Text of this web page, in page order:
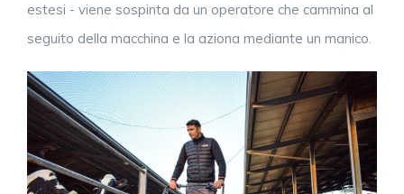
estesi - viene sospinta da un operatore che cammina al
seguito della macchina e la aziona mediante un manico.